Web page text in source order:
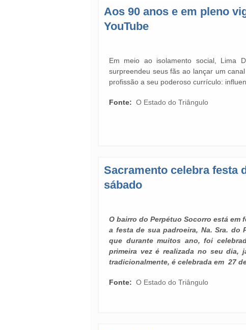
Aos 90 anos e em pleno
YouTube
Em meio ao isolamento social, Lima
surpreendeu seus fãs ao lançar um
profissão a seu poderoso currículo:
Fonte: O Estado do Triângulo
Sacramento celebra festa
sábado
O bairro do Perpétuo Socorro está em
a festa de sua padroeira, Na. Sra. do
que durante muitos ano, foi
primeira vez é realizada no seu dia,
tradicionalmente, é celebrada em 27
Fonte: O Estado do Triângulo